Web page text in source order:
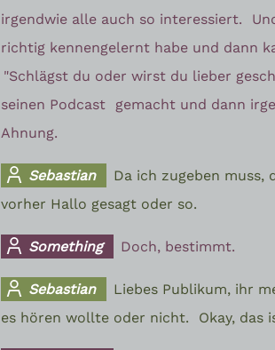
irgendwie alle auch so interessiert.
richtig kennengelernt habe und dann
"Schlägst du oder wirst du lieber
seinen Podcast
gemacht und dann
Ahnung.
Sebastian Da ich zugeben
vorher Hallo gesagt oder so.
Something Doch, bestimmt.
Sebastian Liebes Publikum, ihr
es hören wollte oder nicht.
Okay, das